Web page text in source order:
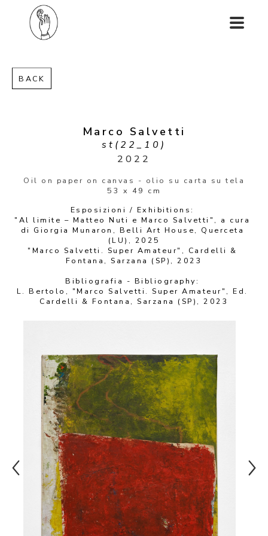
BACK
Marco Salvetti
st(22_10)
2022
Oil on paper on canvas - olio su carta su tela
53 x 49 cm
Esposizioni / Exhibitions:
"Al limite – Matteo Nuti e Marco Salvetti", a cura
di Giorgia Munaron, Belli Art House, Querceta
(LU), 2025
"Marco Salvetti. Super Amateur", Cardelli &
Fontana, Sarzana (SP), 2023
Bibliografia - Bibliography:
L. Bertolo, "Marco Salvetti. Super Amateur", Ed.
Cardelli & Fontana, Sarzana (SP), 2023